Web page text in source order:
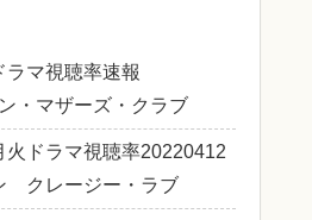
マ視聴率速報
・マザーズ・クラブ
ドラマ視聴率20220412
クレージー・ラブ